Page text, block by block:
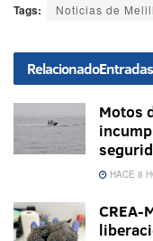
Tags: Noticias de
RelacionadoEntradas
Motos
HACE 8
CREA-